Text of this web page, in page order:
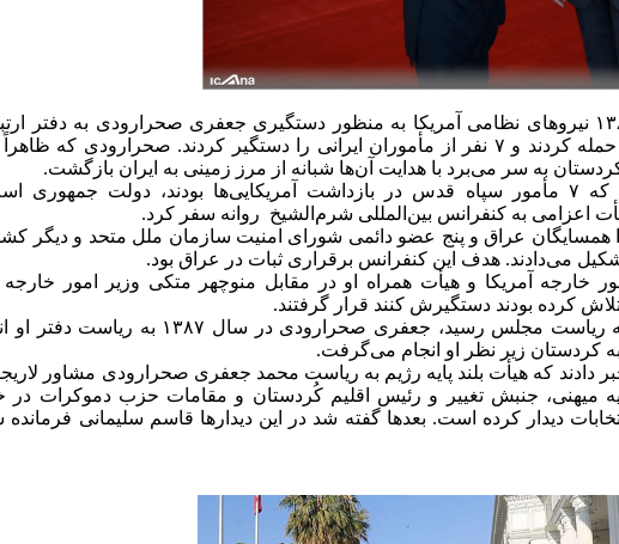
در نیمه شب ۲۱ دی ۱۳۸۵ نیروهای نظامی آمریکا به منظور دستگیری جعفری صحرارودی به
اسلامی در اربیل عراق حمله کردند و ۷ نفر از مأموران ایرانی را دستگیر کردند.
به سر می‌برد با هدایت آن‌ها شبانه از مرز زمینی به ایران بازگشت.
چهار ماه بعد در حالی که ۷ مأمور سپاه قدس در بازداشت آمریکایی‌ها بودند، دولت
اعزامی به کنفرانس بین‌المللی شرم‌الشیخ روانه سفر کرد.
همسايگان عراق و پنج عضو دائمی شورای امنيت سازمان ملل متحد و ديگر
می‌دادند. هدف این کنفرانس برقراری ثبات در عراق بود.
خارجه آمریکا و هیأت همراه او در مقابل منوچهر متکی وزیر امور
کرده بودند دستگیرش کنند قرار گرفتند.
پس از آن‌که لاریجانی به ریاست مجلس رسید، جعفری صحرارودی
کردستان زیر نظر او انجام می‌گرفت.
رسانه‌ها خبر دادند که هیأت بلند پایه رژیم به ریاست محمد جعفری صحرارودی مشاور
میهنی، جنبش تغییر و رئیس اقلیم کُردستان و مقامات حزب دموکرات
دیدار کرده است. بعدها گفته شد در این دیدارها قاسم سلیمانی